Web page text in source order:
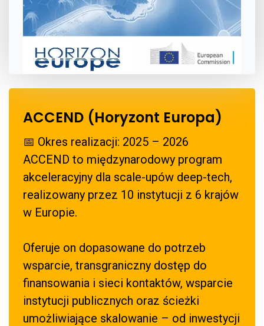
ACCEND (Horyzont Europa)
📅 Okres realizacji: 2025 – 2026
ACCEND to międzynarodowy program
akceleracyjny dla scale-upów deep-tech,
realizowany przez 10 instytucji z 6 krajów
w Europie.
Oferuje on dopasowane do potrzeb
wsparcie, transgraniczny dostęp do
finansowania i sieci kontaktów, wsparcie
instytucji publicznych oraz ścieżki
umożliwiające skalowanie – od inwestycji